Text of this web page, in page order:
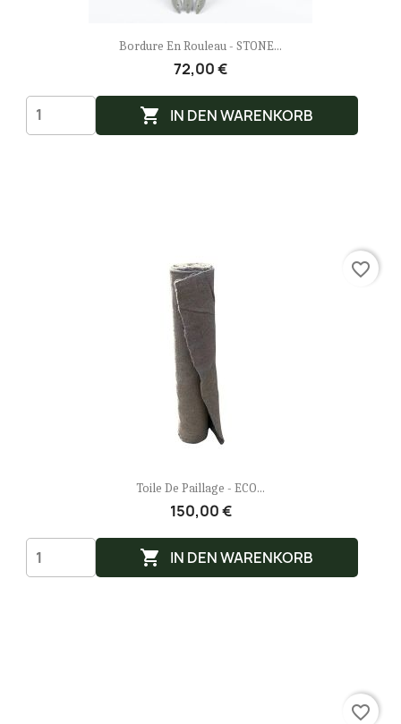
Bordure En Rouleau - STONE...
72,00 €
 IN DEN WARENKORB
Toile De Paillage - ECO...
150,00 €
 IN DEN WARENKORB
favorite_border
favorite_border